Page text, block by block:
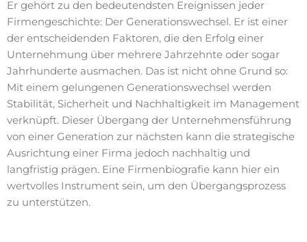
Er gehört zu den bedeutendsten Ereignissen jeder
Firmengeschichte: Der Generationswechsel. Er ist einer
der entscheidenden Faktoren, die den Erfolg einer
Unternehmung über mehrere Jahrzehnte oder sogar
Jahrhunderte ausmachen. Das ist nicht ohne Grund so:
Mit einem gelungenen Generationswechsel werden
Stabilität, Sicherheit und Nachhaltigkeit im Management
verknüpft. Dieser Übergang der Unternehmensführung
von einer Generation zur nächsten kann die strategische
Ausrichtung einer Firma jedoch nachhaltig und
langfristig prägen. Eine Firmenbiografie kann hier ein
wertvolles Instrument sein, um den Übergangsprozess
zu unterstützen.